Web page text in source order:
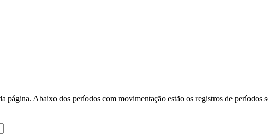
página. Abaixo dos períodos com movimentação estão os registros de períodos